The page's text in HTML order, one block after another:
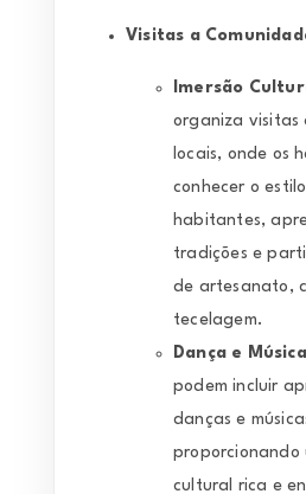
Visitas a
Imersão
organiza visitas
locais, onde os
conhecer o
habitantes,
tradições e
de artesanato,
tecelagem.
Dança e Música
podem incluir
danças e
proporcionando
cultural rica e